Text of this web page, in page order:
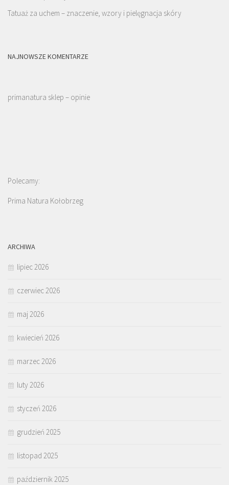
Tatuaż za uchem – znaczenie, wzory i pielęgnacja skóry
NAJNOWSZE KOMENTARZE
primanatura sklep – opinie
Polecamy:
Prima Natura Kołobrzeg
ARCHIWA
lipiec 2026
czerwiec 2026
maj 2026
kwiecień 2026
marzec 2026
luty 2026
styczeń 2026
grudzień 2025
listopad 2025
październik 2025